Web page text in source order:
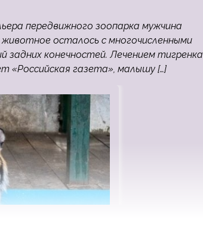
передвижного зоопарка мужчина
осталось с многочисленными
конечностей. Лечением тигренка
«Российская газета», малышу […]